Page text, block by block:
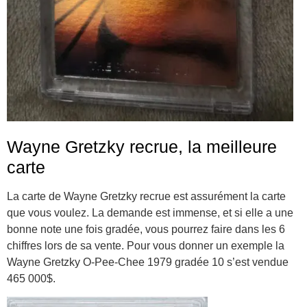
Wayne Gretzky recrue, la meilleure
carte
La carte de Wayne Gretzky recrue est assurément la carte
que vous voulez. La demande est immense, et si elle a une
bonne note une fois gradée, vous pourrez faire dans les 6
chiffres lors de sa vente. Pour vous donner un exemple la
Wayne Gretzky O-Pee-Chee 1979 gradée 10 s’est vendue
465 000$.